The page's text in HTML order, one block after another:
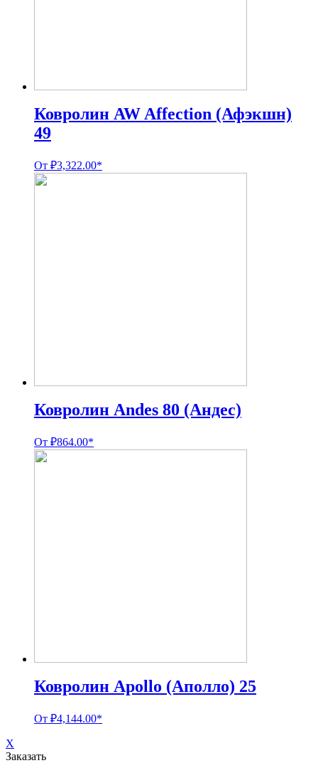
Ковролин AW Affection (Афэкшн)
49
От ₽3,322.00*
Ковролин Andes 80 (Андес)
От ₽864.00*
Ковролин Apollo (Аполло) 25
От ₽4,144.00*
X
Заказать